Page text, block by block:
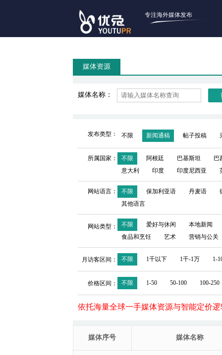
专注海外媒体发布
媒体资源
媒体名称：
发布类型： 不限 新闻通稿 帖子投稿
所属国家： 不限 阿根廷 巴基斯坦
巴
意大利
印度 印度尼西亚
网站语言： 不限 保加利亚语 丹麦语
其他语言
网站类型： 不限 爱好与休闲
本地新闻
食品和烹饪
艺术 营销与公关
月访客区间： 不限 1千以下 1千-1万 1-
价格区间： 不限 1-50 50-100 100-250
依托海量全球一手媒体资源与智能定价
媒体序号 媒体名称